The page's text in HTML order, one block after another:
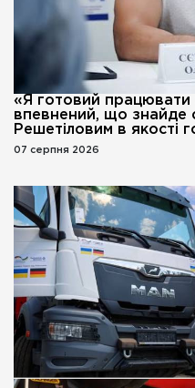
«Я готовий працювати
впевнений, що знайде
Решетіловим в якості
07 серпня 2026